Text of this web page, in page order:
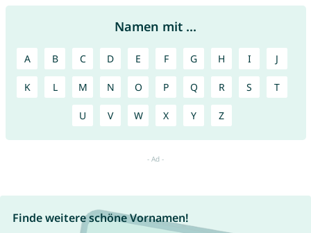
Namen mit ...
A B C D E F G H I J
K L M N O P Q R S T
U V W X Y Z
Finde weitere schöne Vornamen!